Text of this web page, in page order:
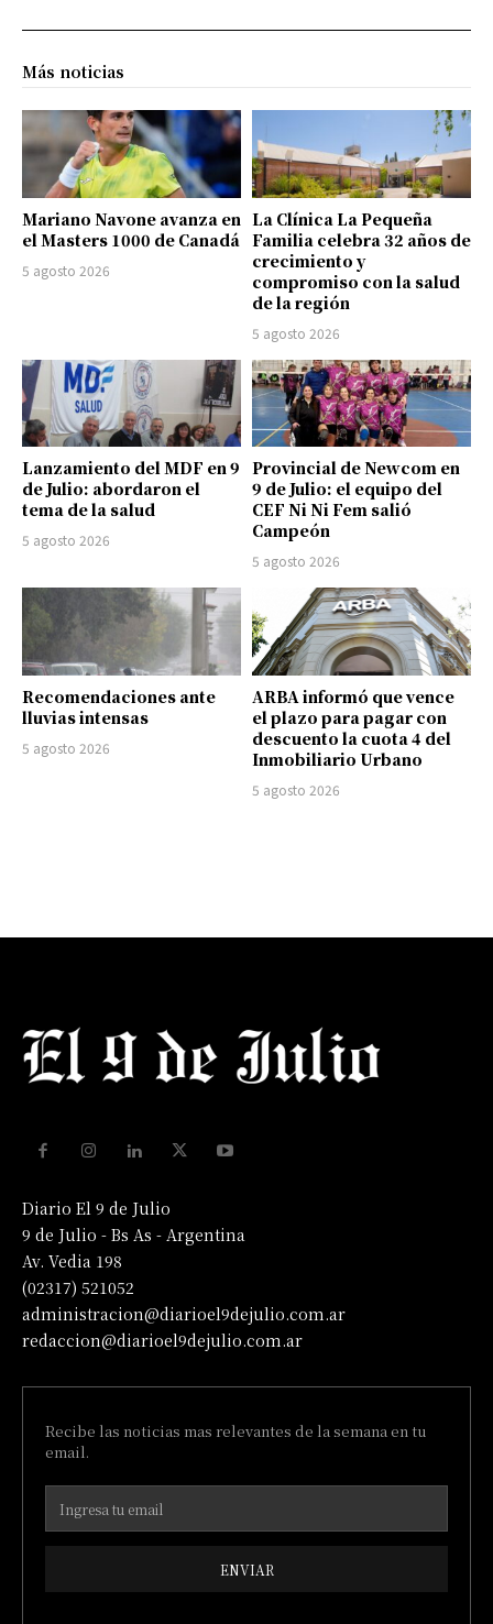
Más noticias
Mariano Navone avanza en
el Masters 1000 de Canadá
5 agosto 2026
La Clínica La Pequeña
Familia celebra 32 años de
crecimiento y
compromiso con la salud
de la región
5 agosto 2026
Lanzamiento del MDF en 9
de Julio: abordaron el
tema de la salud
5 agosto 2026
Provincial de Newcom en
9 de Julio: el equipo del
CEF Ni Ni Fem salió
Campeón
5 agosto 2026
Recomendaciones ante
lluvias intensas
5 agosto 2026
ARBA informó que vence
el plazo para pagar con
descuento la cuota 4 del
Inmobiliario Urbano
5 agosto 2026
Diario El 9 de Julio
9 de Julio - Bs As - Argentina
Av. Vedia 198
(02317) 521052
administracion@diarioel9dejulio.com.ar
redaccion@diarioel9dejulio.com.ar
Recibe las noticias mas relevantes de la semana en tu
email.
ENVIAR